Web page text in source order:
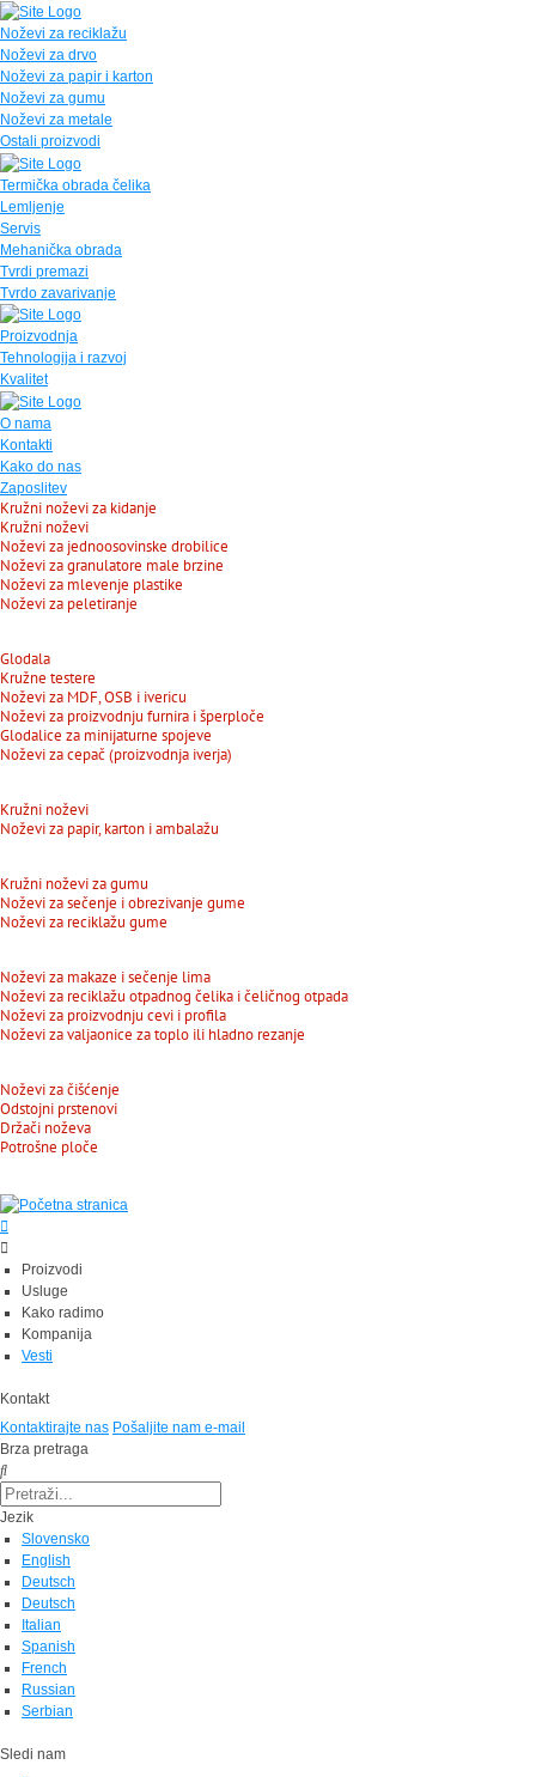
Noževi za reciklažu
Noževi za drvo
Noževi za papir i karton
Noževi za gumu
Noževi za metale
Ostali proizvodi
Termička obrada čelika
Lemljenje
Servis
Mehanička obrada
Tvrdi premazi
Tvrdo zavarivanje
Proizvodnja
Tehnologija i razvoj
Kvalitet
O nama
Kontakti
Kako do nas
Zaposlitev
Kružni noževi za kidanje
Kružni noževi
Noževi za jednoosovinske drobilice
Noževi za granulatore male brzine
Noževi za mlevenje plastike
Noževi za peletiranje
Glodala
Kružne testere
Noževi za MDF, OSB i ivericu
Noževi za proizvodnju furnira i šperploče
Glodalice za minijaturne spojeve
Noževi za cepač (proizvodnja iverja)
Kružni noževi
Noževi za papir, karton i ambalažu
Kružni noževi za gumu
Noževi za sečenje i obrezivanje gume
Noževi za reciklažu gume
Noževi za makaze i sečenje lima
Noževi za reciklažu otpadnog čelika i čeličnog otpada
Noževi za proizvodnju cevi i profila
Noževi za valjaonice za toplo ili hladno rezanje
Noževi za čišćenje
Odstojni prstenovi
Držači noževa
Potrošne ploče
Proizvodi
Usluge
Kako radimo
Kompanija
Vesti
Kontakt
Kontaktirajte nas Pošaljite nam e-mail
Brza pretraga
Jezik
Slovensko
English
Deutsch
Deutsch
Italian
Spanish
French
Russian
Serbian
Sledi nam